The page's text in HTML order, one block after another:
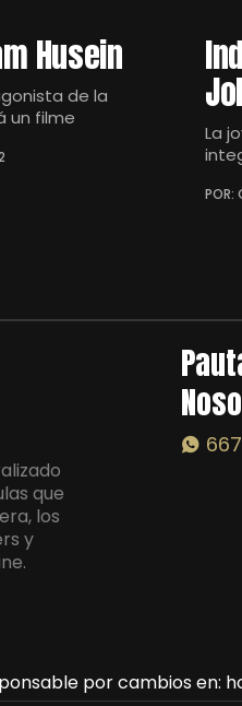
Husein
de la
un filme
La
POR:
que
los
y
por cambios en: